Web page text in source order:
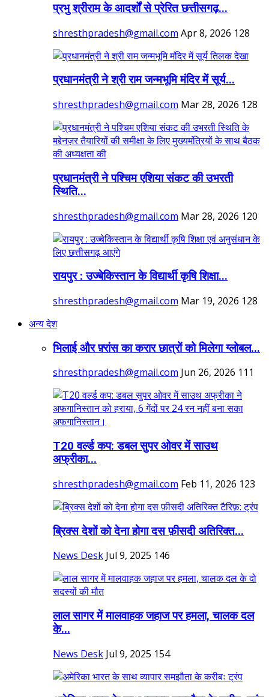
प्रभु श्रीराम के आदर्शों से प्रेरित छत्तीसगढ़...
shresthpradesh@gmail.com Apr 8, 2026 128
प्रधानमंत्री ने श्री राम जन्मभूमि मंदिर में सूर्य...
shresthpradesh@gmail.com Mar 28, 2026 128
प्रधानमंत्री ने पश्चिम एशिया संकट की उभरती
स्थिति...
shresthpradesh@gmail.com Mar 28, 2026 120
रायपुर : उज्बेकिस्तान के विद्यार्थी कृषि शिक्षा...
shresthpradesh@gmail.com Mar 19, 2026 128
अन्य देश
भिलाई और फ़्रांस का करार छात्रों को मिलेगा ग्लोबल...
shresthpradesh@gmail.com Jun 26, 2026 111
T20 वर्ल्ड कप: डबल सुपर ओवर में साउथ
अफ्रीका...
shresthpradesh@gmail.com Feb 11, 2026 123
ब्रिक्स देशों को देना होगा दस फ़ीसदी अतिरिक्त...
News Desk Jul 9, 2025 146
लाल सागर में मालवाहक जहाज पर हमला, चालक दल
के...
News Desk Jul 9, 2025 154